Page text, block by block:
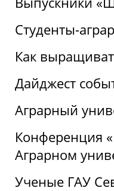
Студенты-
Как
Дайджест
Аграрный
Конференция
Аграрном
Ученые ГАУ